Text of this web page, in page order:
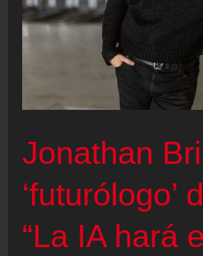
Jonathan
‘futurólogo’
“La IA hará